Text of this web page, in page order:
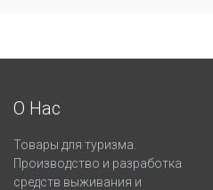
О Нас
Товары для туризма.
Производство и разработка
средств выживания и